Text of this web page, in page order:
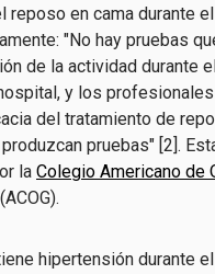
reposo en cama durante
"No hay pruebas
de la actividad durante
y los
del tratamiento de
pruebas" [2].
la Colegio Americano de
(ACOG).
hipertensión durante